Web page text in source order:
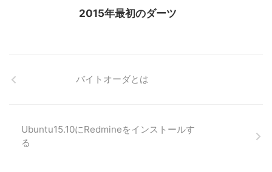
2015年最初のダーツ
バイトオーダとは
Ubuntu15.10にRedmineをインストールす
る